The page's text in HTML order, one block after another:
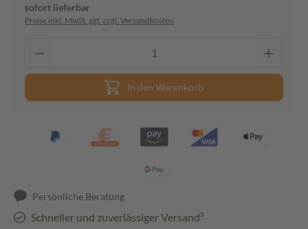
sofort lieferbar
Preise inkl. MwSt. ggf. zzgl. Versandkosten
In den Warenkorb
Persönliche Beratung
Schneller und zuverlässiger Versand³